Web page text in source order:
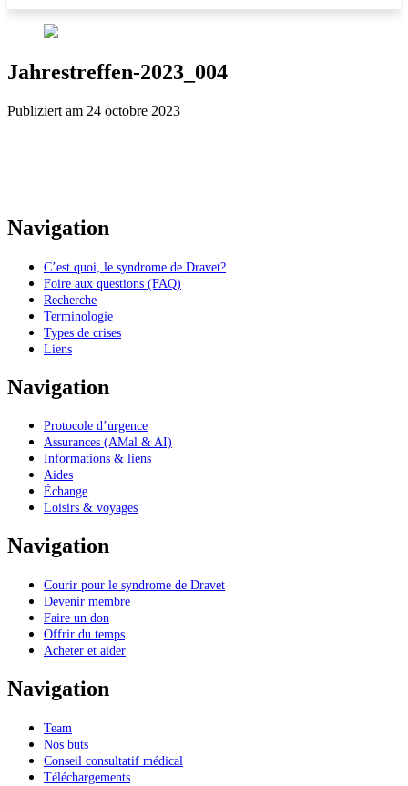
Jahrestreffen-2023_004
Publiziert am 24 octobre 2023
Navigation
C’est quoi, le syndrome de Dravet?
Foire aux questions (FAQ)
Recherche
Terminologie
Types de crises
Liens
Navigation
Protocole d’urgence
Assurances (AMal & AI)
Informations & liens
Aides
Échange
Loisirs & voyages
Navigation
Courir pour le syndrome de Dravet
Devenir membre
Faire un don
Offrir du temps
Acheter et aider
Navigation
Team
Nos buts
Conseil consultatif médical
Téléchargements